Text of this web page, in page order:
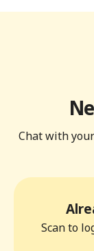
Chat with
Scan to